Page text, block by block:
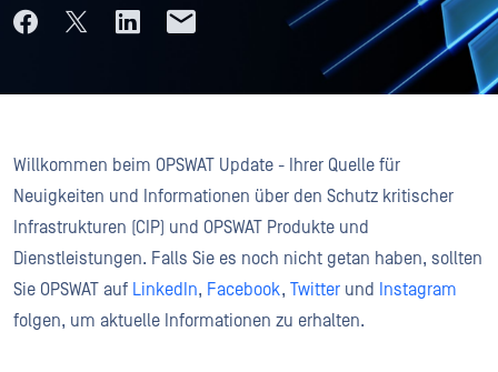
Willkommen beim OPSWAT Update - Ihrer Quelle für
Neuigkeiten und Informationen über den Schutz kritischer
Infrastrukturen (CIP) und OPSWAT Produkte und
Dienstleistungen. Falls Sie es noch nicht getan haben, sollten
Sie OPSWAT auf LinkedIn, Facebook, Twitter und
Instagram
folgen, um aktuelle Informationen zu erhalten.